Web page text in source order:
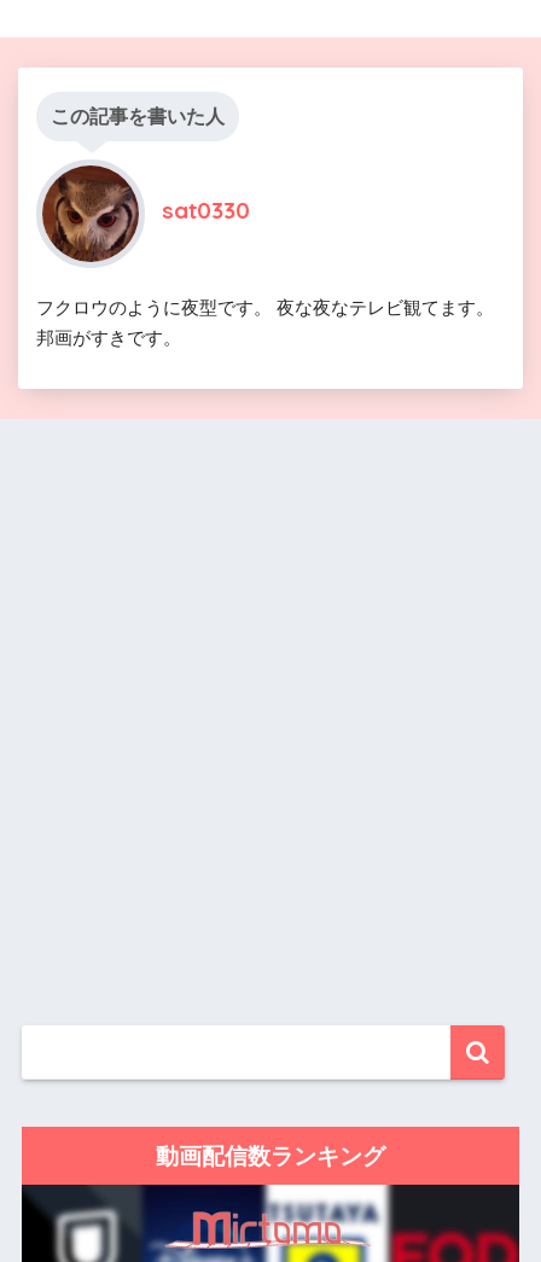
この記事を書いた人
sat0330
フクロウのように夜型です。 夜な夜なテレビ観てます。
邦画がすきです。
動画配信数ランキング